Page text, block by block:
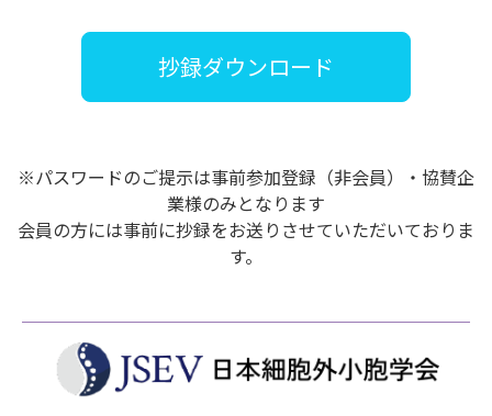
抄録ダウンロード
※パスワードのご提示は事前参加登録（非会員）・協賛企
業様のみとなります
会員の方には事前に抄録をお送りさせていただいておりま
す。